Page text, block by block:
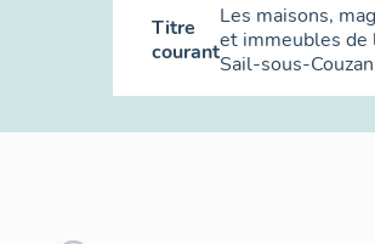
Titre
courant
Les maisons,
et immeubles de
Sail-sous-Couzan